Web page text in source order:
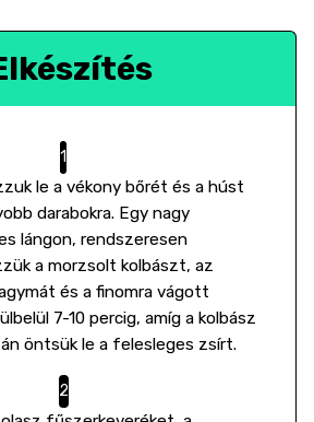
le a vékony bőrét és a húst
darabokra. Egy nagy
lángon, rendszeresen
a morzsolt kolbászt, az
és a finomra vágott
7-10 percig, amíg a kolbász
öntsük le a felesleges zsírt.